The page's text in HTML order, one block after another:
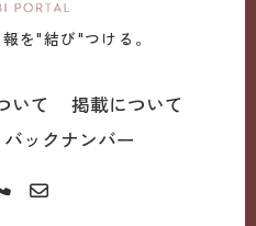
を"結び"つける。
いて
掲載について
バックナンバー